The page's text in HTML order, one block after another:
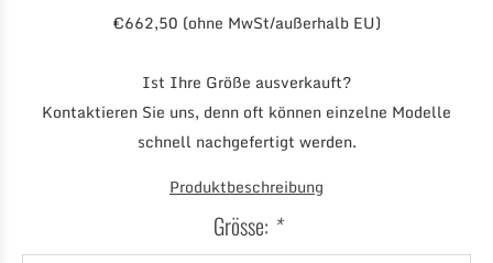
€662,50 (ohne MwSt/außerhalb EU)
Ist Ihre Größe ausverkauft?
Kontaktieren Sie uns, denn oft können einzelne Modelle
schnell nachgefertigt werden.
Produktbeschreibung
Grösse: *